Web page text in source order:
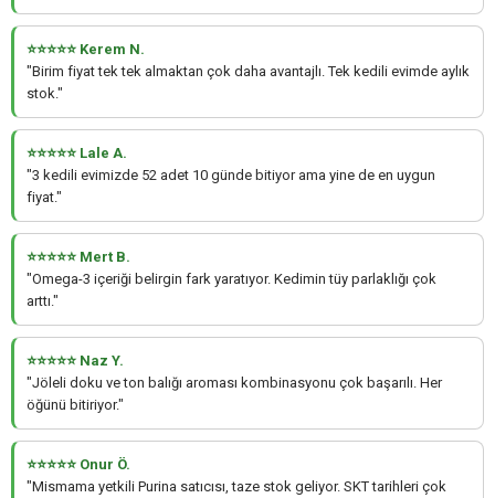
⭐⭐⭐⭐⭐ Kerem N.
"Birim fiyat tek tek almaktan çok daha avantajlı. Tek kedili evimde aylık
stok."
⭐⭐⭐⭐⭐ Lale A.
"3 kedili evimizde 52 adet 10 günde bitiyor ama yine de en uygun
fiyat."
⭐⭐⭐⭐⭐ Mert B.
"Omega-3 içeriği belirgin fark yaratıyor. Kedimin tüy parlaklığı çok
arttı."
⭐⭐⭐⭐⭐ Naz Y.
"Jöleli doku ve ton balığı aroması kombinasyonu çok başarılı. Her
öğünü bitiriyor."
⭐⭐⭐⭐⭐ Onur Ö.
"Mismama yetkili Purina satıcısı, taze stok geliyor. SKT tarihleri çok